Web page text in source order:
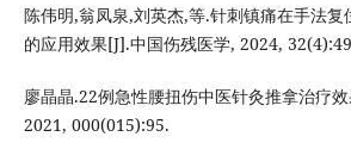
陈伟明,翁凤泉,刘英杰,等.针刺镇痛在手法复
的应用效果[J].中国伤残医学, 2024,
廖晶晶.22例急性腰扭伤中医针灸推拿治疗
2021, 000(015):95.